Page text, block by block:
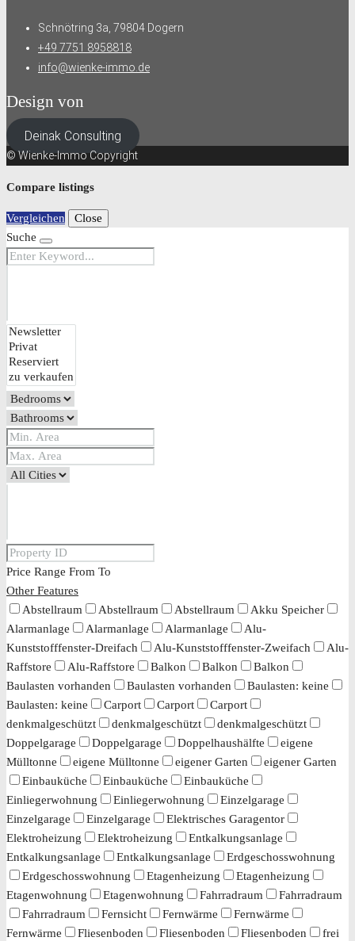
Schnötring 3a, 79804 Dogern
+49 7751 8958818
info@wienke-immo.de
Design von
Deinak Consulting
© Wienke-Immo Copyright
Compare listings
Vergleichen
Close
Suche
Price Range From To
Other Features
Abstellraum
Abstellraum Abstellraum
Akku Speicher
Alarmanlage
Alarmanlage Alarmanlage
Alu-
Kunststofffenster-Dreifach
Alu-Kunststofffenster-Zweifach
Alu-
Raffstore
Alu-Raffstore Balkon Balkon
Balkon
Baulasten vorhanden
Baulasten vorhanden
Baulasten: keine
Baulasten: keine
Carport Carport
Carport
denkmalgeschützt
denkmalgeschützt
denkmalgeschützt
Doppelgarage
Doppelgarage Doppelhaushälfte
eigene
Mülltonne
eigene Mülltonne eigener Garten
eigener Garten
Einbauküche
Einbauküche
Einbauküche
Einliegerwohnung
Einliegerwohnung
Einzelgarage
Einzelgarage
Einzelgarage
Elektrisches Garagentor
Elektroheizung
Elektroheizung
Entkalkungsanlage
Entkalkungsanlage
Entkalkungsanlage
Erdgeschosswohnung
Erdgeschosswohnung
Etagenheizung
Etagenheizung
Etagenwohnung
Etagenwohnung Fahrradraum
Fahrradraum
Fahrradraum
Fernsicht Fernwärme
Fernwärme
Fernwärme
Fliesenboden Fliesenboden Fliesenboden
frei